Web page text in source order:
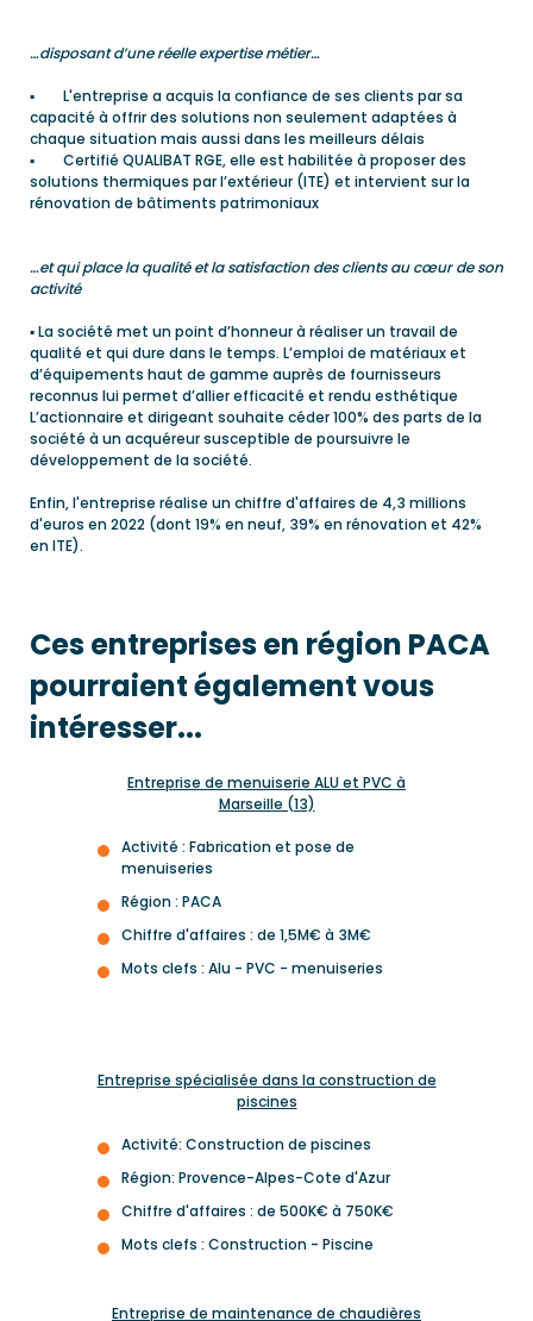
…disposant d’une réelle expertise métier…
▪ L'entreprise a acquis la confiance de ses clients par sa
capacité à offrir des solutions non seulement adaptées à
chaque situation mais aussi dans les meilleurs délais
▪ Certifié QUALIBAT RGE, elle est habilitée à proposer des
solutions thermiques par l’extérieur (ITE) et intervient sur la
rénovation de bâtiments patrimoniaux
…et qui place la qualité et la satisfaction des clients au cœur de son
activité
▪ La société met un point d’honneur à réaliser un travail de
qualité et qui dure dans le temps. L’emploi de matériaux et
d’équipements haut de gamme auprès de fournisseurs
reconnus lui permet d’allier efficacité et rendu esthétique
L’actionnaire et dirigeant souhaite céder 100% des parts de la
société à un acquéreur susceptible de poursuivre le
développement de la société.
Enfin, l'entreprise réalise un chiffre d'affaires de 4,3 millions
d'euros en 2022 (dont 19% en neuf, 39% en rénovation et 42%
en ITE).
Ces entreprises en région PACA
pourraient également vous
intéresser...
Entreprise de menuiserie ALU et PVC à
Marseille (13)
Activité : Fabrication et pose de
menuiseries
Région : PACA
Chiffre d'affaires : de 1,5M€ à 3M€
Mots clefs : Alu - PVC - menuiseries
Entreprise spécialisée dans la construction de
piscines
Activité: Construction de piscines
Région: Provence-Alpes-Cote d'Azur
Chiffre d'affaires : de 500K€ à 750K€
Mots clefs : Construction - Piscine
Entreprise de maintenance de chaudières